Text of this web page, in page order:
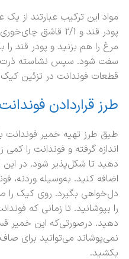
پودر قند و 2/1
مرغ را هم بزنید و پودر قند را
سفت شود. سپس نشاسته ذرت
قطعات فوندانت در تزئین کیک
طرز قراردادن
طبق طرز تهیه خمیر فوندانت
اندازه گرفته و فوندانت را
دهید تا شکل‌پذیر شود. در این
اضافه کنید. به‌وسیله وردنه،
دل‌خواهی بگیرد. روی کیک را
را بپوشانید. تا زمانی که
دهید. درصورتی‌که این خمیر
نمی‌پوشاند می‌توانید برای
بکشید.